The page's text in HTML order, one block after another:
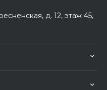
д. 12, этаж 45,